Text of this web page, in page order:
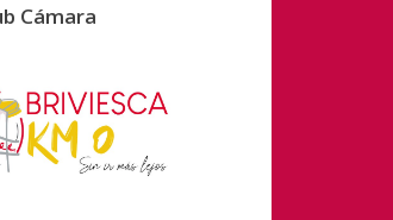
Cámara